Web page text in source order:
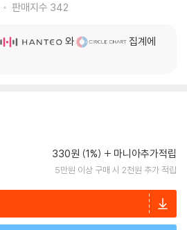
판매지수 342
와
집계에
330원 (1%) 마니아추가적립
5만원 이상 구매 시 2천원 추가 적립